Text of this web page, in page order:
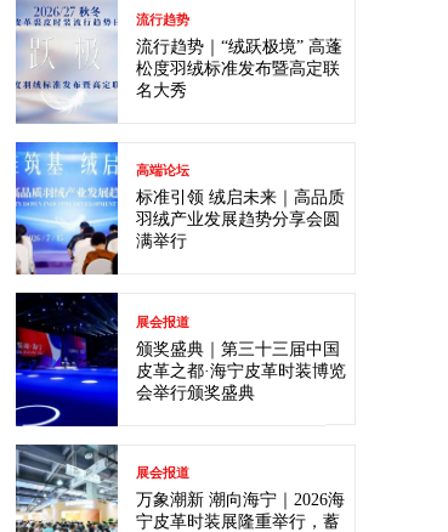
流行趋势
流行趋势｜“绒跃极境” 高蓬
松度羽绒标准发布暨高定联
名大秀
高端论坛
标准引领 绒启未来｜高品质
羽绒产业发展趋势分享会圆
满举行
展会报道
颁奖盛典｜第三十三届中国
皮革之都·海宁皮革时装博览
会举行颁奖盛典
展会报道
万象潮新 潮向海宁｜2026海
宁皮革时装展隆重举行，蓄